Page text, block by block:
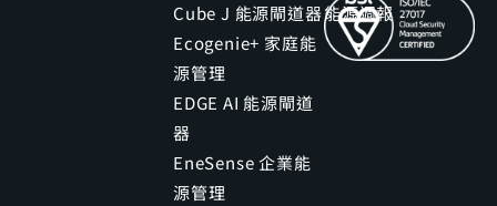
Cube J 能源閘道器
Ecogenie+ 家庭能
源管理
EDGE AI 能源閘道
器
EneSense 企業能
源管理
能源週報